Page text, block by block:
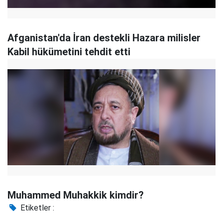
Afganistan'da İran destekli Hazara milisler
Kabil hükümetini tehdit etti
Muhammed Muhakkik kimdir?
Etiketler :